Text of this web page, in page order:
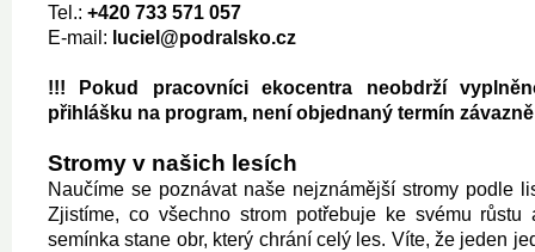
Tel.: +420 733 571 057
E-mail: luciel@podralsko.cz
!!! Pokud pracovníci ekocentra neobdrží
přihlášku na program, není objednaný termín
Stromy v našich lesích
Naučíme se poznávat naše nejznámější stromy podle
Zjistíme, co všechno strom potřebuje ke svému
semínka stane obr, který chrání celý les. Víte, že jeden